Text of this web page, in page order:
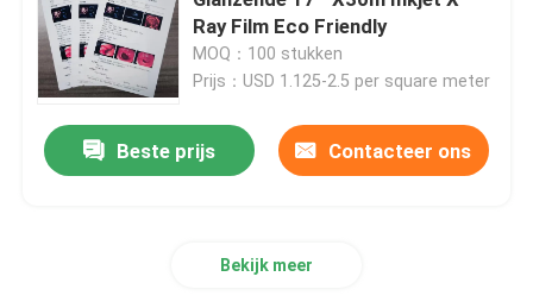
Laser X Ray Film
Medische droge film
Ray Film Eco Friendly
MOQ：100 stukken
Prijs：USD 1.125-2.5 per square meter
Beste prijs Contacteer ons
Bekijk meer